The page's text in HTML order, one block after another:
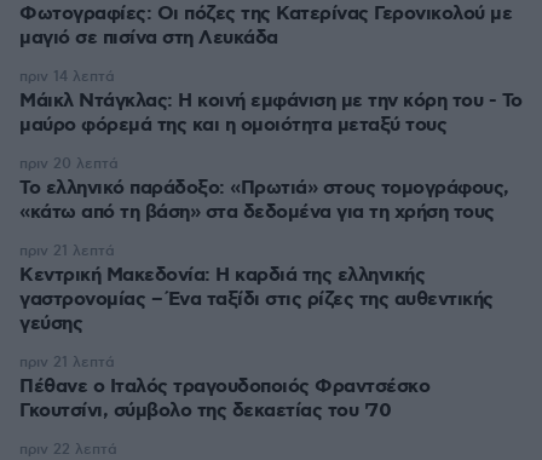
Φωτογραφίες: Οι πόζες της Κατερίνας Γερονικολού με
μαγιό σε πισίνα στη Λευκάδα
Μάικλ Ντάγκλας: Η κοινή εμφάνιση με την κόρη του - Το
μαύρο φόρεμά της και η ομοιότητα μεταξύ τους
πριν 14 λεπτά
Το ελληνικό παράδοξο: «Πρωτιά» στους τομογράφους,
«κάτω από τη βάση» στα δεδομένα για τη χρήση τους
πριν 20 λεπτά
Κεντρική Μακεδονία: Η καρδιά της ελληνικής
γαστρονομίας – Ένα ταξίδι στις ρίζες της αυθεντικής
γεύσης
πριν 21 λεπτά
Πέθανε ο Ιταλός τραγουδοποιός Φραντσέσκο
Γκουτσίνι, σύμβολο της δεκαετίας του '70
πριν 21 λεπτά
πριν 22 λεπτά